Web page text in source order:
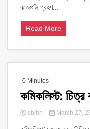
কাজগুলি গ্রহণ...
Read More
-0 Minutes
কমিকলিস্ট:
cblhn March 27,